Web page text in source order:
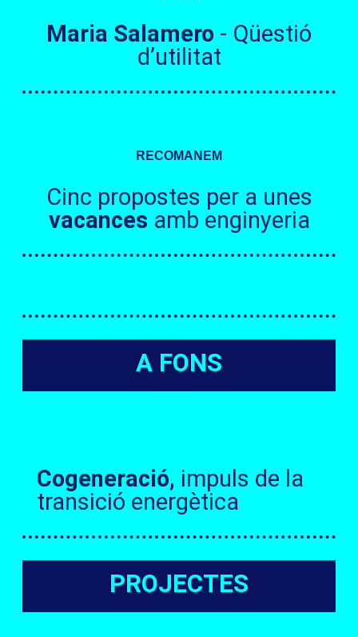
Maria Salamero - Qüestió
d’utilitat
RECOMANEM
Cinc propostes per a unes
vacances amb enginyeria
A FONS
Cogeneració, impuls de la
transició energètica
PROJECTES